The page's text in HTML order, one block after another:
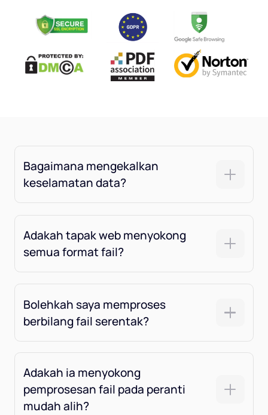
Bagaimana mengekalkan
keselamatan data?
Adakah tapak web menyokong
semua format fail?
Bolehkah saya memproses
berbilang fail serentak?
Adakah ia menyokong
pemprosesan fail pada peranti
mudah alih?